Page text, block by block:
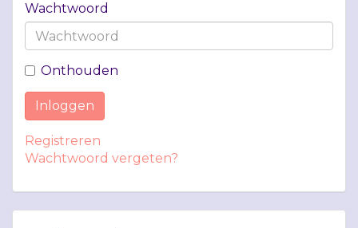
Wachtwoord
Onthouden
Inloggen
Registreren
Wachtwoord vergeten?